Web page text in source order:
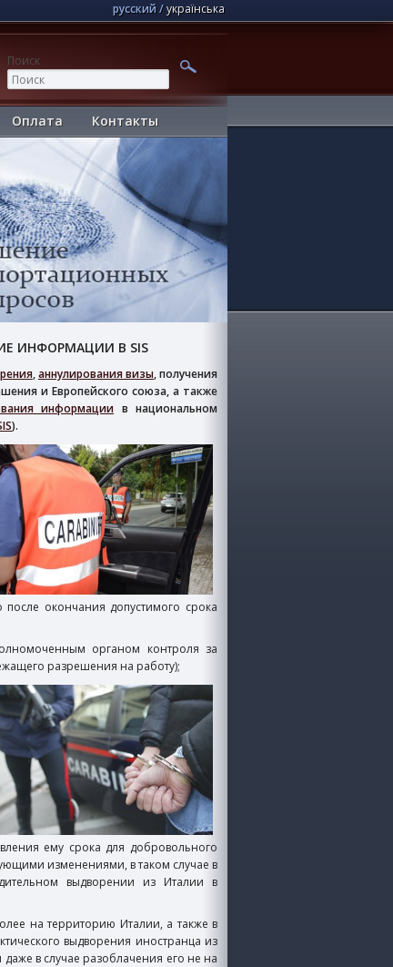
русский українська
Поиск
Оплата Контакты
ИНФОРМАЦИИ В SIS
,аннулирования визы, получения
и Европейского союза, а также
информации в национальном
).
окончания допустимого срока
органом контроля за
разрешения на работу);
ему срока для добровольного
изменениями, в таком случае в
выдворении из Италии в
на территорию Италии, а также в
выдворения иностранца из
в случае разоблачения его не на